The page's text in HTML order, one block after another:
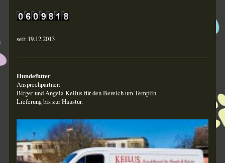
seit 19.12.2013
Hundefutter
Ansprechpartner:
Birger und Angela Keilus für den Bereich um Templin.
Lieferung bis zur Haustür.